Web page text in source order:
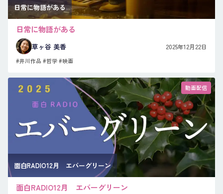
日常に物語がある
日常に物語がある
草ヶ谷 美香 2025年12月22日
#井川作品 #哲学#映画
動画配信
面白RADIO12月 エバーグリーン
面白RADIO12月 エバーグリーン